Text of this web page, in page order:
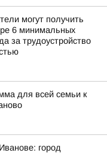
могут получить
6 минимальных
за трудоустройство
для всей семьи к
город